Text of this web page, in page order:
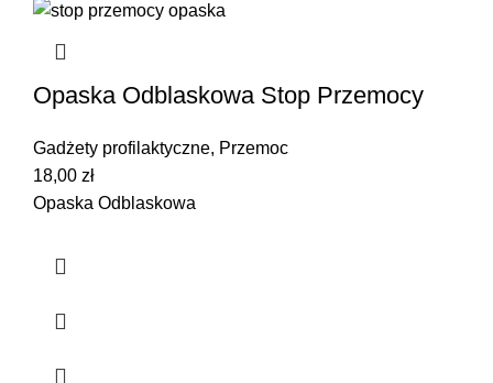
Opaska Odblaskowa Stop Przemocy
Gadżety profilaktyczne, Przemoc
18,00 zł
Opaska Odblaskowa